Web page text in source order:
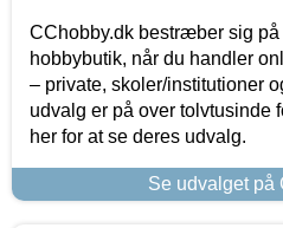
CChobby.dk bestræber sig
hobbybutik, når du handler
– private, skoler/institutioner
udvalg er på over tolvtusinde
her for at se deres udvalg.
Se udvalget på